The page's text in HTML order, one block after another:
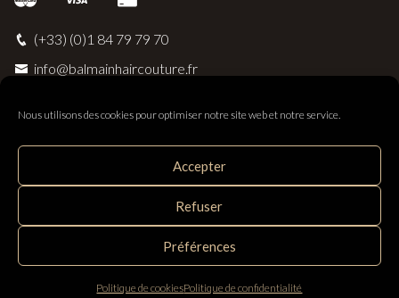
Nous utilisons des cookies pour optimiser notre site web et notre service.
Accepter
Refuser
Préférences
Politique de cookiesPolitique de confidentialité
(+33) (0)1 84 79 79 70
info@balmainhaircouture.fr
Balmain Paris Hair Couture
Distribué par SAS Follow Hair - 33 rue Surcouf 56230